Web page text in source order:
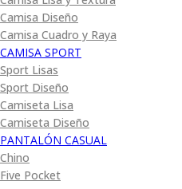
Camisa Diseño
Camisa Cuadro y Raya
CAMISA SPORT
Sport Lisas
Sport Diseño
Camiseta Lisa
Camiseta Diseño
PANTALÓN CASUAL
Chino
Five Pocket